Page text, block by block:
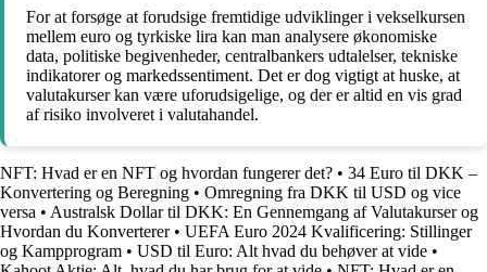
For at forsøge at forudsige fremtidige udviklinger i vekselkursen
mellem euro og tyrkiske lira kan man analysere økonomiske
data, politiske begivenheder, centralbankers udtalelser, tekniske
indikatorer og markedssentiment. Det er dog vigtigt at huske, at
valutakurser kan være uforudsigelige, og der er altid en vis grad
af risiko involveret i valutahandel.
NFT: Hvad er en NFT og hvordan fungerer det? • 34 Euro til DKK –
Konvertering og Beregning • Omregning fra DKK til USD og vice
versa • Australsk Dollar til DKK: En Gennemgang af Valutakurser og
Hvordan du Konverterer• UEFA Euro 2024 Kvalificering: Stillinger
og Kampprogram • USD til Euro: Alt hvad du behøver at vide •